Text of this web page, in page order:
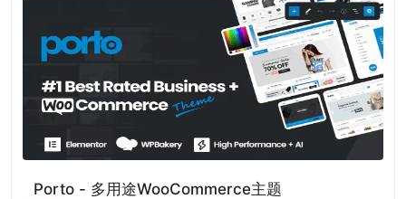
Porto - 多用途WooCommerce主题